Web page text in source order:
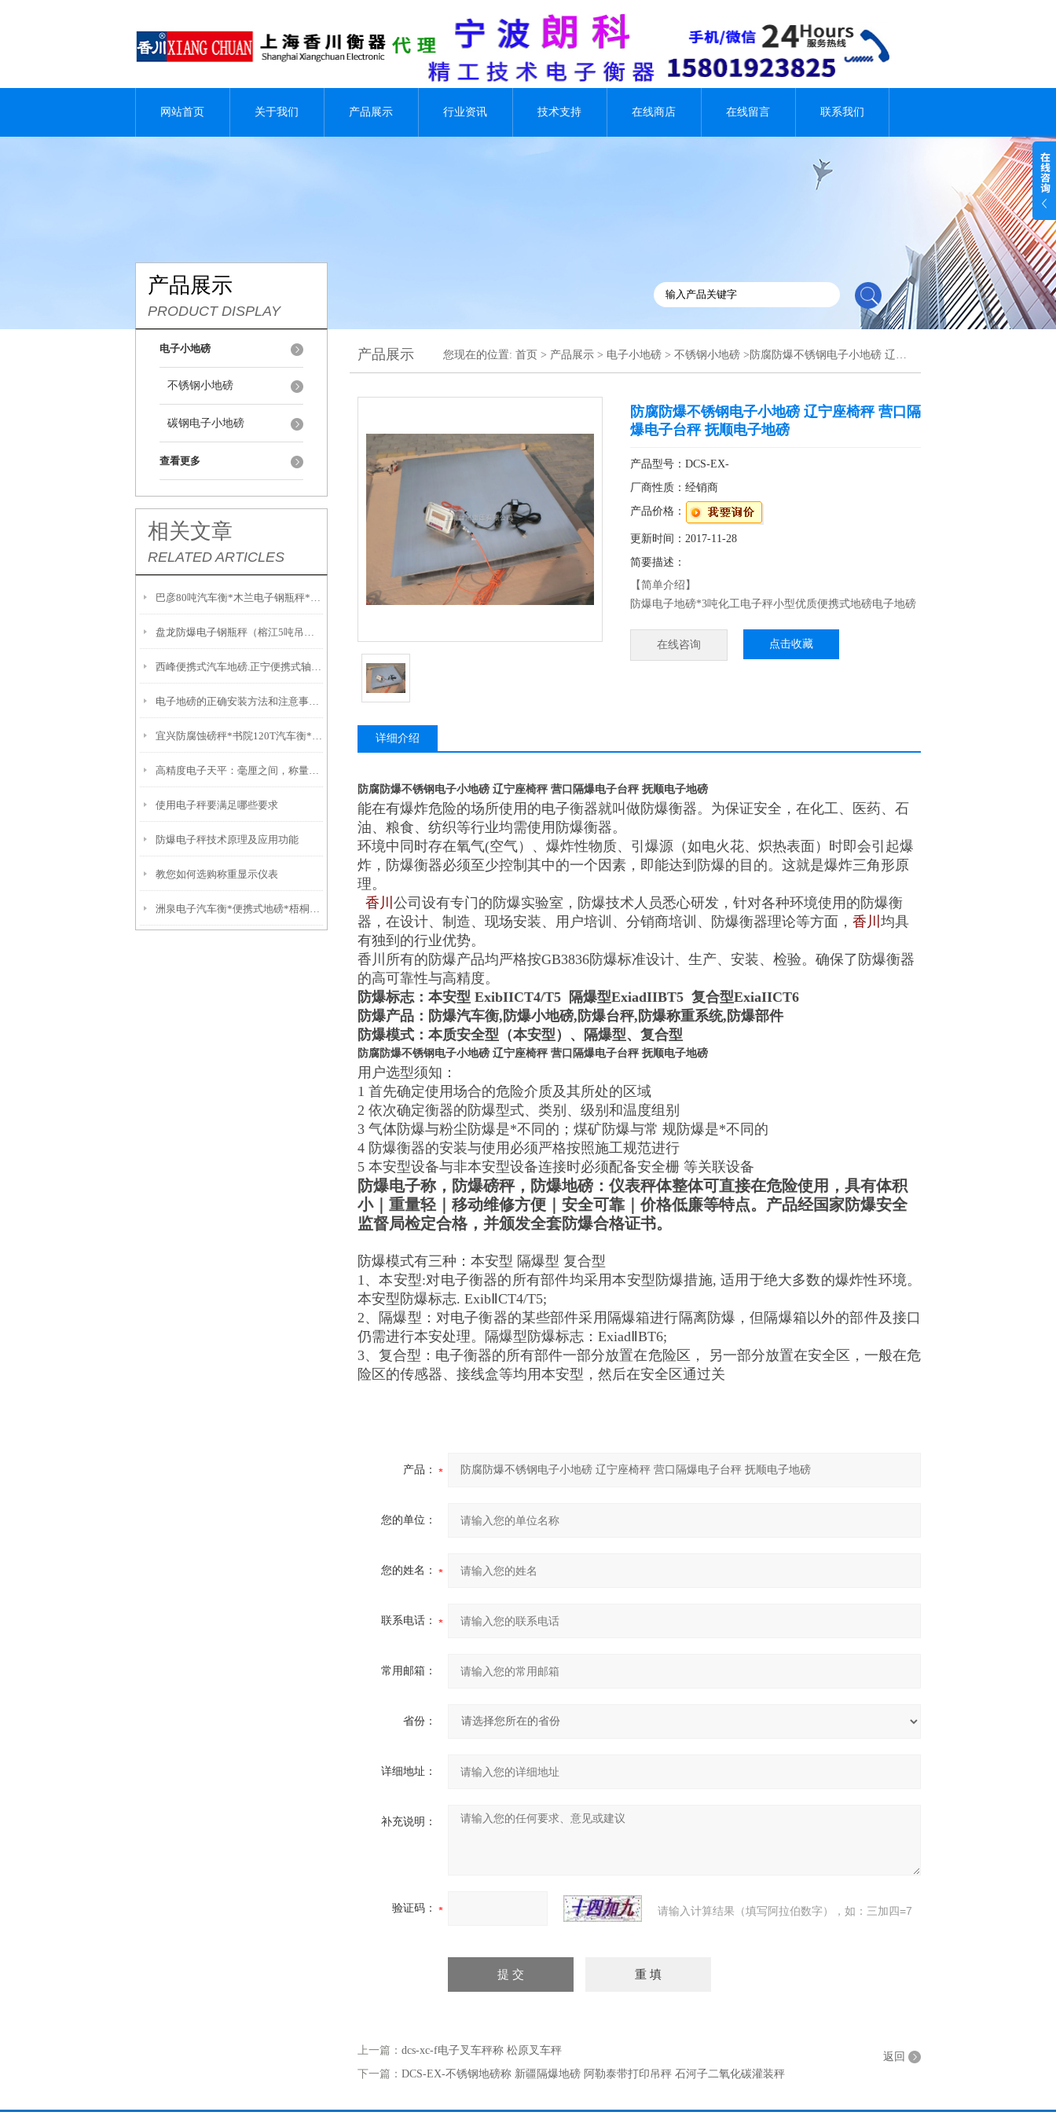
网站首页 关于我们 产品展示 行业资讯 技术支持 在线商店 在线留言 联系我们
产品展示
PRODUCT DISPLAY
电子小地磅
不锈钢小地磅
碳钢电子小地磅
查看更多
相关文章
RELATED ARTICLES
巴彦80吨汽车衡*木兰电子钢瓶秤*杭锦后旗30T汽车衡
盘龙防爆电子钢瓶秤（榕江5吨吊秤）钟山电子秤
西峰便携式汽车地磅.正宁便携式轴重秤.华池便携式电磅秤功能特点
电子地磅的正确安装方法和注意事项说明
宜兴防腐蚀磅秤*书院120T汽车衡*佘山汽车磅*青浦防爆电子台秤
高精度电子天平：毫厘之间，称量世界的真实
使用电子秤要满足哪些要求
防爆电子秤技术原理及应用功能
教您如何选购称重显示仪表
洲泉电子汽车衡*便携式地磅*梧桐地磅 武康便携式汽车衡
产品展示 您现在的位置: 首页 > 产品展示 > 电子小地磅 > 不锈钢小地磅 >防腐防爆不锈钢电子小地磅 辽宁座椅秤 营口隔爆电子台秤 抚顺电子地磅
防腐防爆不锈钢电子小地磅 辽宁座椅秤 营口隔
爆电子台秤 抚顺电子地磅
产品型号：DCS-EX-
厂商性质：经销商
产品价格：
更新时间：2017-11-28
简要描述：
【简单介绍】
防爆电子地磅*3吨化工电子秤小型优质便携式地磅电子地磅
集成技术。
可广泛使用于石油、化工、矿井、医药、航空航天部门。
在线咨询 点击收藏
详细介绍
防腐防爆不锈钢电子小地磅 辽宁座椅秤 营口隔爆电子台秤 抚顺电子地磅
能在有爆炸危险的场所使用的电子衡器就叫做防爆衡器。为保证安全，在化工、医药、石
油、粮食、纺织等行业均需使用防爆衡器。
环境中同时存在氧气(空气）、爆炸性物质、引爆源（如电火花、炽热表面）时即会引起爆
炸，防爆衡器必须至少控制其中的一个因素，即能达到防爆的目的。这就是爆炸三角形原
理。
香川 公司设有专门的防爆实验室，防爆技术人员悉心研发，针对各种环境使用的防爆衡
器，在设计、制造、现场安装、用户培训、分销商培训、防爆衡器理论等方面， 香川 均具
有独到的行业优势。
香川 所有的防爆产品均严格按GB3836防爆标准设计、生产、安装、检验。确保了防爆衡器
的高可靠性与高精度。
防爆标志：本安型 ExibIICT4/T5 隔爆型ExiadIIBT5 复合型ExiaIICT6
防爆产品：防爆汽车衡,防爆小地磅,防爆台秤,防爆称重系统,防爆部件
防爆模式：本质安全型（本安型）、隔爆型、复合型
防腐防爆不锈钢电子小地磅 辽宁座椅秤 营口隔爆电子台秤 抚顺电子地磅
用户选型须知 ：
1 首先确定使用场合的危险介质及其所处的区域
2 依次确定衡器的防爆型式、类别、级别和温度组别
3 气体防爆与粉尘防爆是*不同的；煤矿防爆与常 规防爆是*不同的
4 防爆衡器的安装与使用必须严格按照施工规范进行
5 本安型设备与非本安型设备连接时必须配备安全栅 等关联设备
防爆电子称，防爆磅秤，防爆地磅：仪表秤体整体可直接在危险使用，具有体积
小｜重量轻｜移动维修方便｜安全可靠｜价格低廉等特点。产品经国家防爆安全
监督局检定合格，并颁发全套防爆合格证书。
防爆模式有三种：本安型 隔爆型 复合型
1、本安型:对电子衡器的所有部件均采用本安型防爆措施, 适用于绝大多数的爆炸性环境。
本安型防爆标志. Exib CT4/T5;
2、隔爆型：对电子衡器的某些部件采用隔爆箱进行隔离防爆，但隔爆箱以外的部件及接口
仍需进行本安处理。 隔爆型防爆标志：Exiad BT6;
3、复合型：电子衡器的所有部件一部分放置在危险区， 另一部分放置在安全区，一般在危
险区的传感器、接线盒等均用本安型，然后在安全区通过关
产品：
您的单位：
您的姓名：
联系电话：
常用邮箱：
省份：
详细地址：
补充说明：
验证码： 请输入计算结果（填写阿拉伯数字），如：三加四=7
上一篇： dcs-xc-f电子叉车秤称 松原叉车秤
下一篇： DCS-EX-不锈钢地磅称 新疆隔爆地磅 阿勒泰带打印吊秤 石河子二氧化碳灌装秤
返回